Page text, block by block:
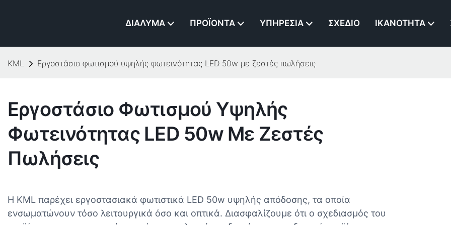
ΔΙΆΛΥΜΑ ΠΡΟΪΌΝΤΑ ΥΠΗΡΕΣΊΑ ΣΧΈΔΙΟ ΙΚΑΝΌΤΗΤΑ
KML Εργοστάσιο φωτισμού υψηλής φωτεινότητας LED 50w με ζεστές πωλήσεις
Εργοστάσιο Φωτισμού Υψηλής
Φωτεινότητας LED 50w Με Ζεστές
Πωλήσεις
Η KML παρέχει εργοστασιακά φωτιστικά LED 50w υψηλής απόδοσης, τα οποία
ενσωματώνουν τόσο λειτουργικά όσο και οπτικά. Διασφαλίζουμε ότι ο σχεδιασμός του